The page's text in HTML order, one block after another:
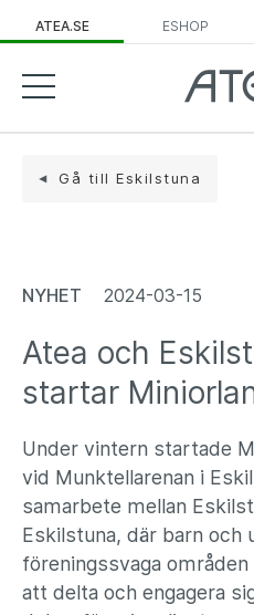
ATEA.SE ESHOP
Gå till Eskilstuna
NYHET 2024-03-15
Atea och
startar
Under vintern startade
vid Munktellarenan i
samarbete mellan
Eskilstuna, där barn och
föreningssvaga
att delta och engagera